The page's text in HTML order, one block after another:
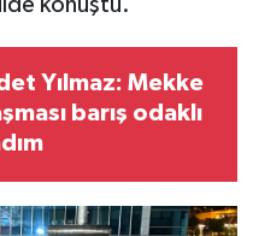
Yılmaz: Mekke
barış odaklı